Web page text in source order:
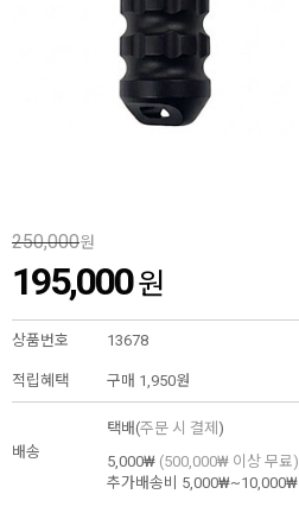
250,000원
195,000원
상품번호 13678
적립혜택 구매 1,950원
배송
택배(주문 시 결제 )
5,000₩ (500,000₩ 이상 무료)
추가배송비
5,000₩~10,000₩